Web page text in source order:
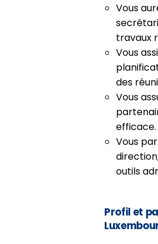
Vous
travaux
Vous
des
Vous
efficace.
Vous
outils
Profil et